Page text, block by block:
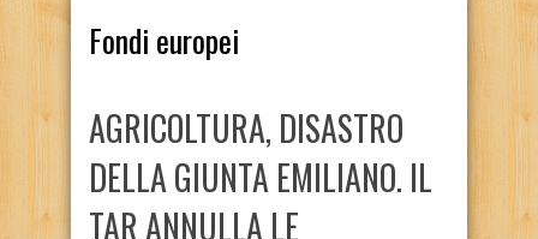
Fondi europei
AGRICOLTURA, DISASTRO
DELLA GIUNTA EMILIANO. IL
TAR ANNULLA LE